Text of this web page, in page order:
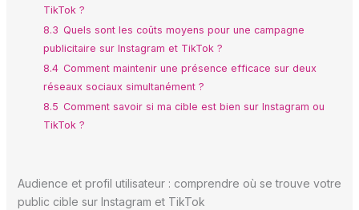
TikTok ?
8.3 Quels sont les coûts moyens pour une campagne
publicitaire sur Instagram et TikTok ?
8.4 Comment maintenir une présence efficace sur deux
réseaux sociaux simultanément ?
8.5 Comment savoir si ma cible est bien sur Instagram ou
TikTok ?
Audience et profil utilisateur : comprendre où se trouve votre
public cible sur Instagram et TikTok